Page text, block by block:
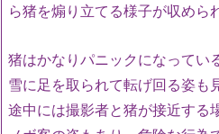
ら猪を煽り立てる様子が収めら
猪はかなりパニックになってい
雪に足を取られて転げ回る姿も
途中には撮影者と猪が接近する